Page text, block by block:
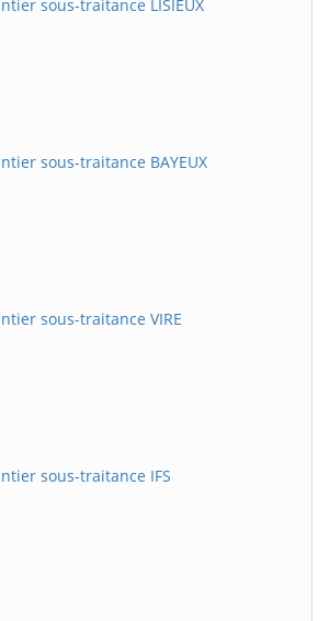
sous-traitance LISIEUX
sous-traitance BAYEUX
sous-traitance VIRE
sous-traitance IFS